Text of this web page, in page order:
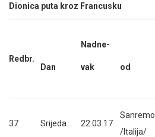
Dionica puta kroz Francusku
Redbr.
Dan
Nadne-
vak od
37 Srijeda 22.03.17
Sanremo
/Italija/